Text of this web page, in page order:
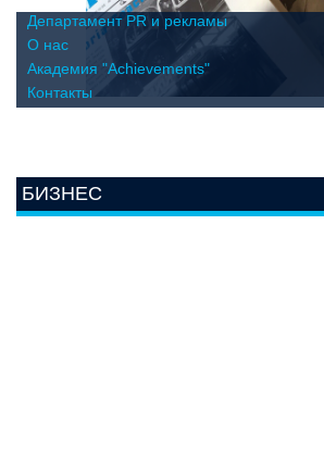
Департамент PR и рекламы
О нас
Академия "Achievements"
Контакты
БИЗНЕС